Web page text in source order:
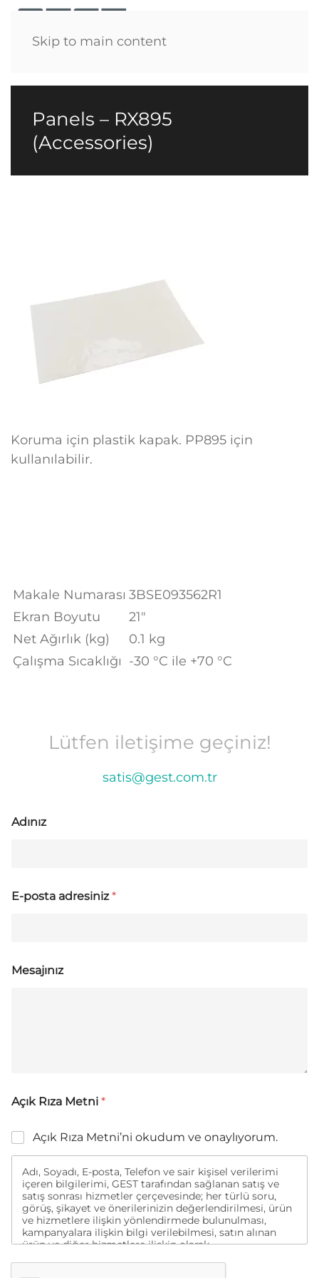
Skip to main content
Panels – RX895
(Accessories)
Koruma için plastik kapak. PP895 için
kullanılabilir.
Makale Numarası 3BSE093562R1
Ekran Boyutu
21″
Net Ağırlık (kg)
0.1 kg
Çalışma Sıcaklığı -30 °C ile +70 °C
Lütfen iletişime geçiniz!
satis@gest.com.tr
Adınız
E-posta adresiniz*
Mesajınız
Açık Rıza Metni *
Açık Rıza Metni’ni okudum ve onaylıyorum.
Adı, Soyadı, E-posta, Telefon ve sair kişisel verilerimi
içeren bilgilerimi, GEST tarafından sağlanan satış ve
satış sonrası hizmetler çerçevesinde; her türlü soru,
görüş, şikayet ve önerilerinizin değerlendirilmesi, ürün
ve hizmetlere ilişkin yönlendirmede bulunulması,
kampanyalara ilişkin bilgi verilebilmesi, satın alınan
ürün ve diğer hizmetlere ilişkin olarak